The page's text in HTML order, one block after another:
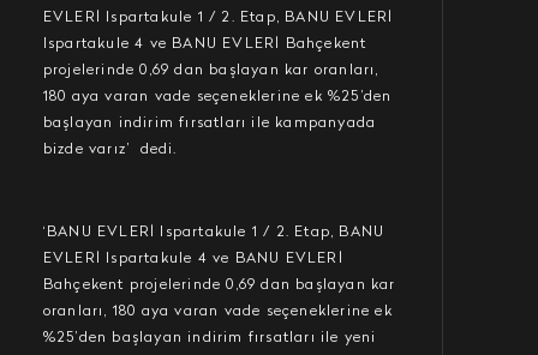
EVLERİ Ispartakule 1 / 2. Etap, BANU EVLERİ
Ispartakule 4 ve BANU EVLERİ Bahçekent
projelerinde 0,69 dan başlayan kar oranları,
180 aya varan vade seçeneklerine ek %25’den
başlayan indirim fırsatları ile kampanyada
bizde varız’ dedi.
‘BANU EVLERİ Ispartakule 1 / 2. Etap, BANU
EVLERİ Ispartakule 4 ve BANU EVLERİ
Bahçekent projelerinde 0,69 dan başlayan kar
oranları, 180 aya varan vade seçeneklerine ek
%25’den başlayan indirim fırsatları ile yeni